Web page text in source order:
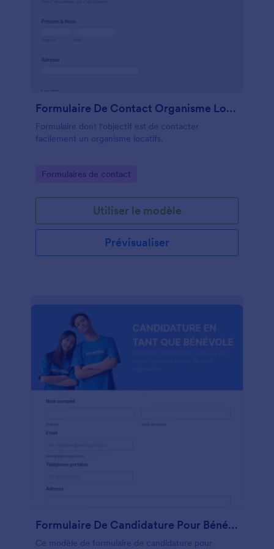
Formulaire De Contact Organisme Locatif
Formulaire dont l'objectif est de contacter
facilement un organisme locatifs.
Go to Category:
Formulaires de contact
Utiliser le modèle
Prévisualiser
Formulaire De Candidature Pour Bénévoles
Ce modèle de formulaire de candidature pour